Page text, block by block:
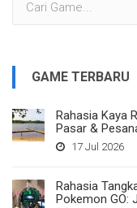
GAME TERBARU
Rahasia Kaya
Pasar &
17 Jul 2026
Rahasia
Pokemon GO: